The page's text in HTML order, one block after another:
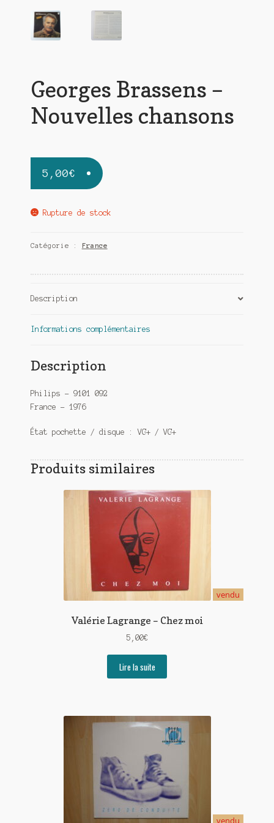
Georges Brassens –
Nouvelles chansons
5,00€
Rupture de stock
Catégorie : France
Description
Informations complémentaires
Description
Philips – 9101 092
France – 1976
État pochette / disque : VG+ / VG+
Produits similaires
vendu
Valérie Lagrange – Chez moi
5,00€
Lire la suite